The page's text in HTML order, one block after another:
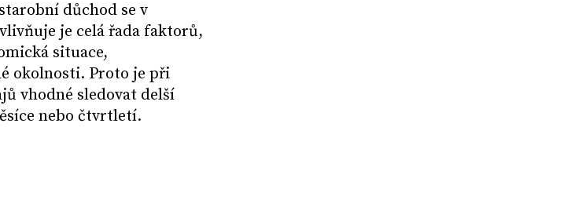
důchod se v
je celá řada faktorů,
situace,
okolnosti. Proto je při
vhodné sledovat delší
nebo čtvrtletí.